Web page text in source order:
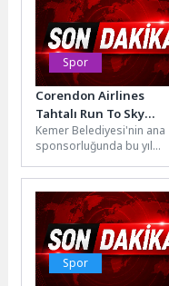
Spor
Corendon Airlines
Tahtalı Run To Sky
Yarışlarına geri sayım
Kemer Belediyesi'nin ana
sponsorluğunda bu yıl
Corendon Airlines Tahtalı
Run To Sky...
Spor